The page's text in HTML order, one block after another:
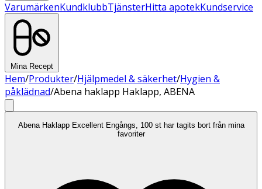
VarumärkenKundklubbTjänsterHitta apotekKundservice
Mina Recept
Hem/Produkter/Hjälpmedel & säkerhet/Hygien &
påklädnad/Abena haklapp Haklapp, ABENA
Abena Haklapp Excellent Engångs, 100 st har tagits bort från mina
favoriter